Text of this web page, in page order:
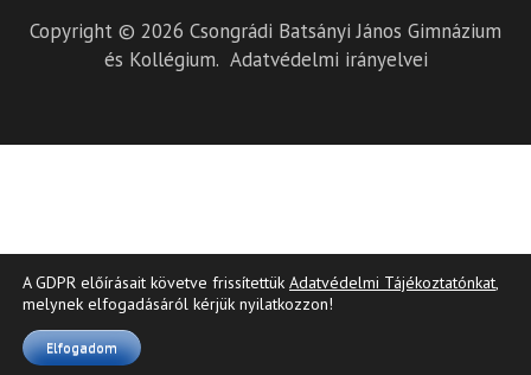
Copyright © 2026 Csongrádi Batsányi János Gimnázium
és Kollégium. Adatvédelmi irányelvei
A GDPR előírásait követve frissítettük Adatvédelmi Tájékoztatónkat,
melynek elfogadásáról kérjük nyilatkozzon!
Elfogadom